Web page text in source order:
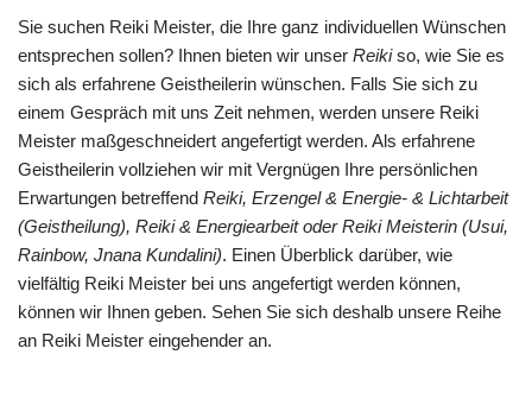
Sie suchen Reiki Meister, die Ihre ganz individuellen Wünschen
entsprechen sollen? Ihnen bieten wir unser Reikiso, wie Sie es
sich als erfahrene Geistheilerin wünschen. Falls Sie sich zu
einem Gespräch mit uns Zeit nehmen, werden unsere Reiki
Meister maßgeschneidert angefertigt werden. Als erfahrene
Geistheilerin vollziehen wir mit Vergnügen Ihre persönlichen
Erwartungen betreffend Reiki, Erzengel & Energie- & Lichtarbeit
(Geistheilung), Reiki & Energiearbeit oder Reiki Meisterin (Usui,
Rainbow, Jnana Kundalini). Einen Überblick darüber, wie
vielfältig Reiki Meister bei uns angefertigt werden können,
können wir Ihnen geben. Sehen Sie sich deshalb unsere Reihe
an Reiki Meister eingehender an.